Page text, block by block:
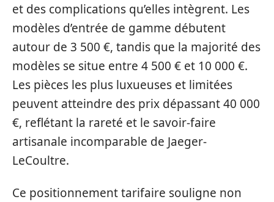
et des complications qu’elles intègrent. Les
modèles d’entrée de gamme débutent
autour de 3 500 €, tandis que la majorité des
modèles se situe entre 4 500 € et 10 000 €.
Les pièces les plus luxueuses et limitées
peuvent atteindre des prix dépassant 40 000
€, reflétant la rareté et le savoir-faire
artisanale incomparable de Jaeger-
LeCoultre.
Ce positionnement tarifaire souligne non